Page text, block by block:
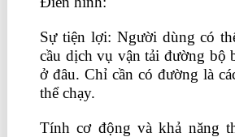
Sự tiện lợi: Người dùng có
cầu dịch vụ vận tải đường bộ
ở đâu. Chỉ cần có đường là
thể chạy.
Tính cơ động và khả năng